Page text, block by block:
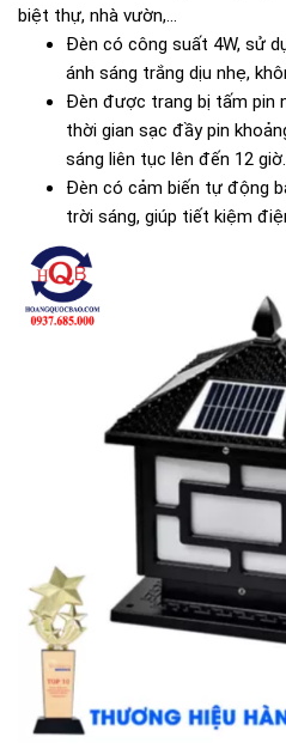
biệt thự, nhà vườn,...
Đèn có công suất 4W, sử
ánh sáng trắng dịu nhẹ,
Đèn được trang bị tấm pin
thời gian sạc đầy pin
sáng liên tục lên đến 12 giờ.
Đèn có cảm biến tự động
trời sáng, giúp tiết kiệm